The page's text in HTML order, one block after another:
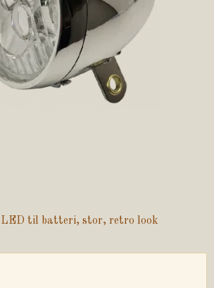
til batteri, stor, retro look